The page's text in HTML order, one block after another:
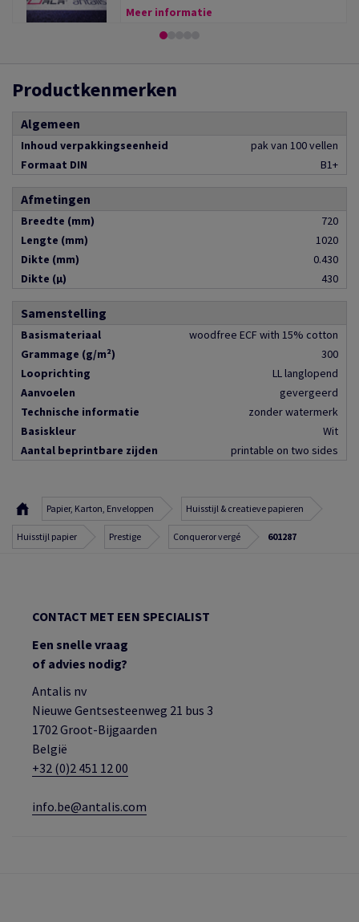
Meer informatie
Productkenmerken
Algemeen
Inhoud verpakkingseenheid
pak van 100 vellen
Formaat DIN
B1+
Afmetingen
Breedte (mm)
720
Lengte (mm)
1020
Dikte (mm)
0.430
Dikte (µ)
430
Samenstelling
Basismateriaal
woodfree ECF with 15% cotton
Grammage (g/m²)
300
Looprichting
LL langlopend
Aanvoelen
gevergeerd
Technische informatie
zonder watermerk
Basiskleur
Wit
Aantal beprintbare zijden
printable on two sides
Papier, Karton, Enveloppen Huisstijl & creatieve papieren
Huisstijl papier Prestige Conqueror vergé 601287
CONTACT MET EEN SPECIALIST
Een snelle vraag
of advies nodig?
Antalis nv
Nieuwe Gentsesteenweg 21 bus 3
1702 Groot-Bijgaarden
België
+32 (0)2 451 12 00
info.be@antalis.com